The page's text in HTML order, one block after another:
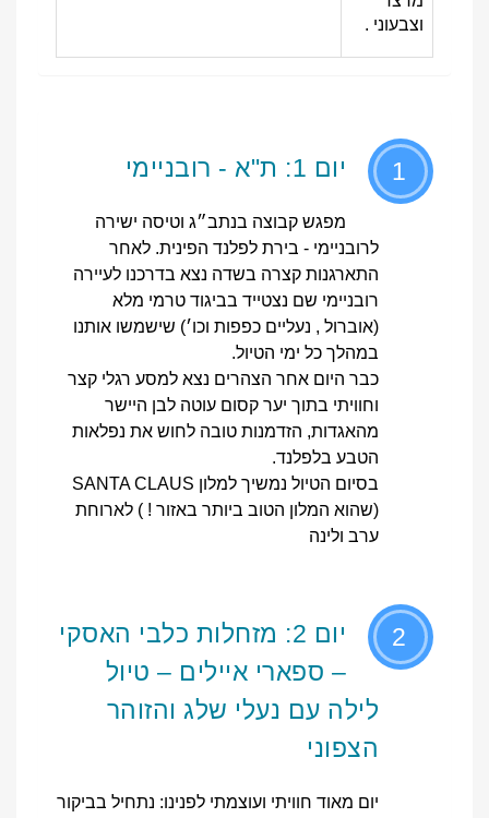
וצבעוני .
1 יום 1: ת"א - רובניימי
מפגש קבוצה בנתב״ג וטיסה ישירה
לרובניימי - בירת לפלנד הפינית. לאחר
התארגנות קצרה בשדה נצא בדרכנו לעיירה
רובניימי שם נצטייד בביגוד טרמי מלא
(אוברול , נעליים כפפות וכו׳) שישמשו אותנו
במהלך כל ימי הטיול.
כבר היום אחר הצהרים נצא למסע רגלי קצר
וחוויתי בתוך יער קסום עוטה לבן היישר
מהאגדות, הזדמנות טובה לחוש את נפלאות
הטבע בלפלנד.
בסיום הטיול נמשיך למלון SANTA CLAUS
(שהוא המלון הטוב ביותר באזור ! ) לארוחת
ערב ולינה
2
יום 2: מזחלות כלבי האסקי
– ספארי איילים – טיול
לילה עם נעלי שלג והזוהר
הצפוני
יום מאוד חוויתי ועוצמתי לפנינו: נתחיל בביקור